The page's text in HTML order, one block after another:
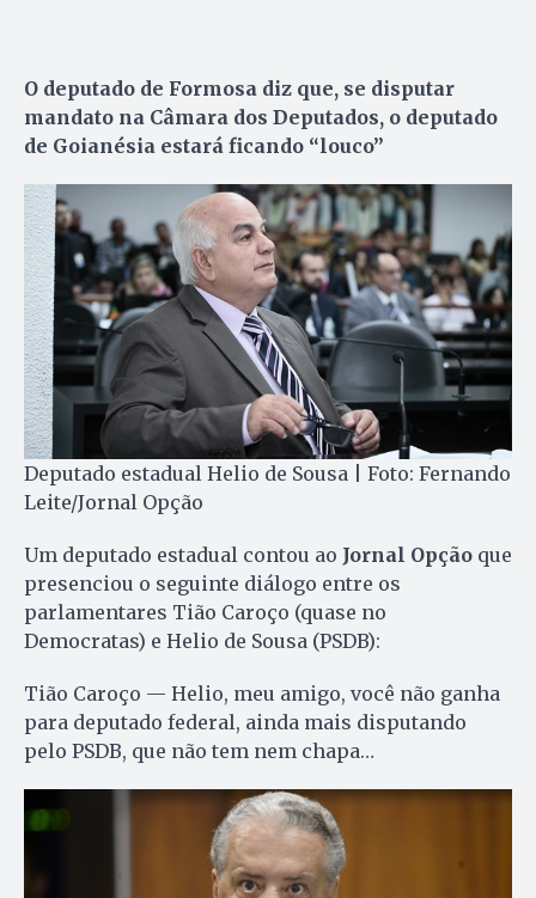
O deputado de Formosa diz que, se disputar
mandato na Câmara dos Deputados, o deputado
de Goianésia estará ficando “louco”
Deputado estadual Helio de Sousa | Foto: Fernando
Leite/Jornal Opção
Um deputado estadual contou ao Jornal Opção que
presenciou o seguinte diálogo entre os
parlamentares Tião Caroço (quase no
Democratas) e Helio de Sousa (PSDB):
Tião Caroço — Helio, meu amigo, você não ganha
para deputado federal, ainda mais disputando
pelo PSDB, que não tem nem chapa…